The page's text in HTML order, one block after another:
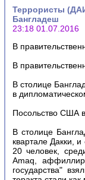
Террористы
Бангладеш
23:18 01.07.2016
В
В
В столице
в
Посольство США
В столице
квартале Дакки,
20 человек,
Amaq,
государства"